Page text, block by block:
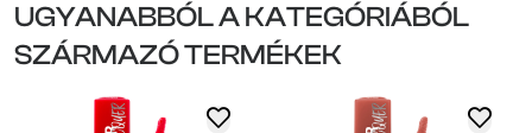
UGYANABBÓL A KATEGÓRIÁBÓL
SZÁRMAZÓ TERMÉKEK